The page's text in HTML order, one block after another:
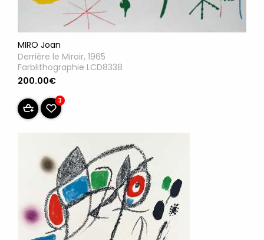
MIRO Joan
Derrière le Miroir, 1965
Farblithographie LCD8338
200.00€
3